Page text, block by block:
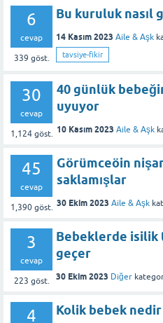
6
cevap
339 göst.
Bu kuruluk nasıl
14 Kasım 2023 Aile & Aşk
tavsiye-fikir
30
cevap
1,124 göst.
40 günlük
uyuyor
10 Kasım 2023 Aile & Aşk
45
cevap
1,390 göst.
Görümceöin
saklamışlar
30 Ekim 2023 Aile & Aşk
3
cevap
223 göst.
Bebeklerde isilik
geçer
30 Ekim 2023 Diğer
4 Kolik bebek nedir